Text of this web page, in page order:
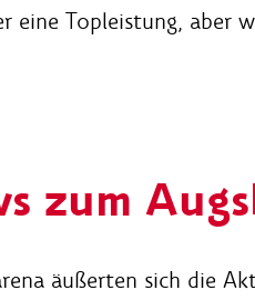
eine Topleistung, aber
zum
äußerten sich die